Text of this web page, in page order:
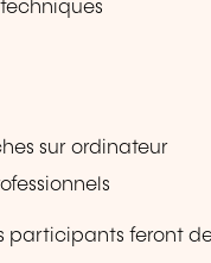
sur ordinateur
participants feront